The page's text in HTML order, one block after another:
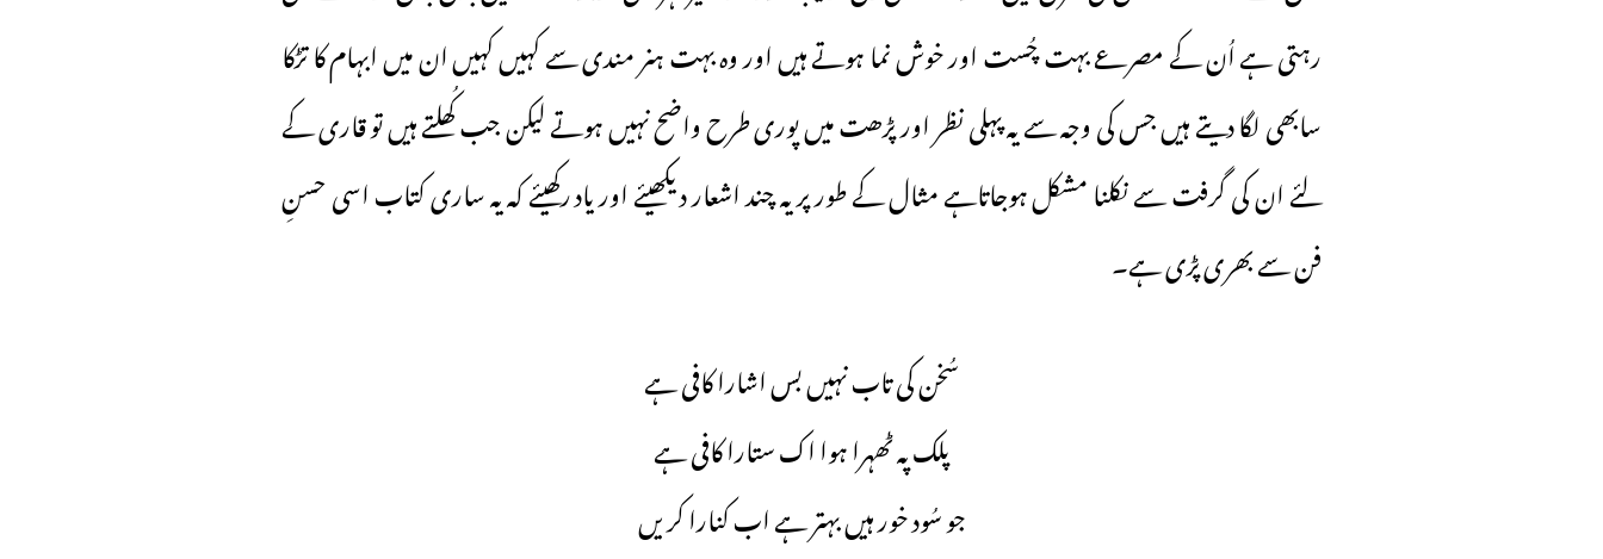
رہتی ہے اُن کے مصرعے بہت چُست اور خوش نما ہوتے ہیں اور وہ بہت ہنر مندی سے کہیں کہیں ان میں ابہام کا تڑکا
سابھی لگا دیتے ہیں جس کی وجہ سے یہ پہلی نظر اور پڑھت میں پوری طرح واضح نہیں ہوتے لیکن جب کُھلتے ہیں تو قاری کے
لئے ان کی گرفت سے نکلنا مشکل ہوجاتاہے مثال کے طور پر یہ چند اشعار دیکھیئے اور یاد رکھیئے کہ یہ ساری کتاب اسی حسنِ
فن سے بھری پڑی ہے۔
سُخن کی تاب نہیں بس اشارا کافی ہے
پلک پہ ٹھہرا ہوا اک ستارا کافی ہے
جو سُود خور ہیں بہتر ہے اب کنارا کریں